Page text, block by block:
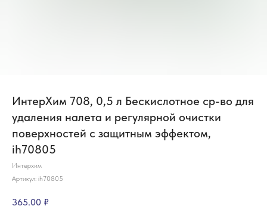
ИнтерХим 708, 0,5 л Бескислотное ср-во для
удаления налета и регулярной очистки
поверхностей с защитным эффектом,
ih70805
Интерхим
Артикул: ih70805
365.00 ₽